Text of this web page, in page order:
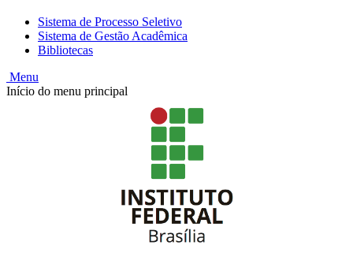
Sistema de Processo Seletivo
Sistema de Gestão Acadêmica
Bibliotecas
Menu
Início do menu principal